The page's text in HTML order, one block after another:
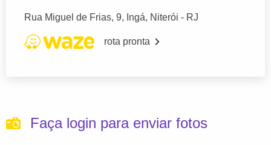
Rua Miguel de Frias, 9, Ingá, Niterói - RJ
rota pronta
Faça login para enviar fotos